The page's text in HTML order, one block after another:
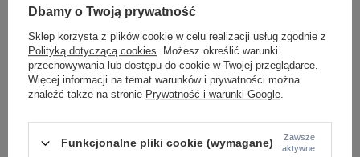
Żarówka, świetlówka TUBE LED T8 120cm 22W
3000K Nowodvorski 7502
69,00 zł / szt.
Żarówka szklana
LED E27 8W 3000K
39,90 zł
Dbamy o Twoją prywatność
Sklep korzysta z plików cookie w celu realizacji usług zgodnie z
Polityką dotyczącą cookies. Możesz określić warunki
przechowywania lub dostępu do cookie w Twojej przeglądarce.
Więcej informacji na temat warunków i prywatności można
znaleźć także na stronie Prywatność i warunki Google.
Funkcjonalne pliki cookie (wymagane)
Zawsze
aktywne